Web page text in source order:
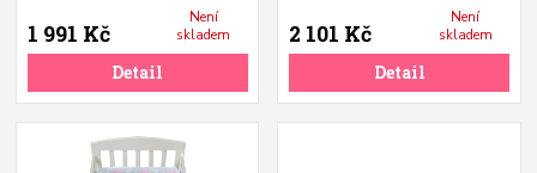
1 991 Kč
Není
skladem
Detail
2 101 Kč
Není
skladem
Detail